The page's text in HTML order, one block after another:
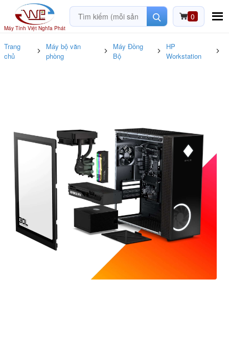
Máy Tính Việt Nghĩa Phát
0
Trang
chủ
Máy bộ văn
phòng
Máy Đồng
Bộ
HP
Workstation